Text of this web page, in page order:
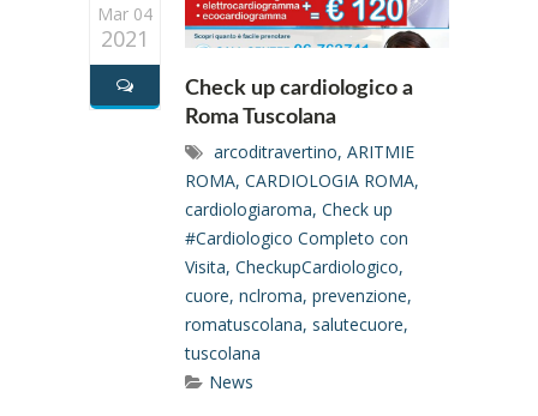
Mar 04
2021
Check up cardiologico a
Roma Tuscolana
arcoditravertino, ARITMIE
ROMA, CARDIOLOGIA ROMA,
cardiologiaroma, Check up
#Cardiologico Completo con
Visita, CheckupCardiologico,
cuore, nclroma, prevenzione,
romatuscolana, salutecuore,
tuscolana
News